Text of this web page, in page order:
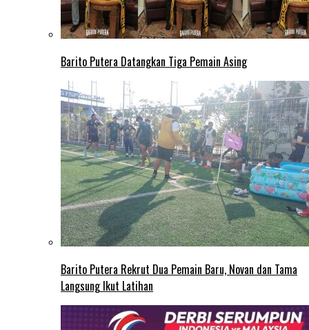
Barito Putera Datangkan Tiga Pemain Asing
Barito Putera Rekrut Dua Pemain Baru, Novan dan Tama
Langsung Ikut Latihan